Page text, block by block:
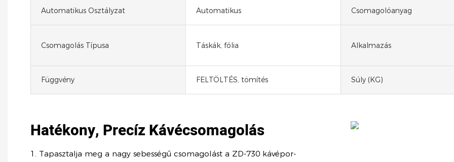
Automatikus Osztályzat Automatikus Csomagolóanyag
Csomagolás Típusa Táskák, fólia Alkalmazás
Függvény FELTÖLTÉS, tömítés Súly (KG)
Hatékony, Precíz Kávécsomagolás
1. Tapasztalja meg a nagy sebességű csomagolást a ZD-730 kávépor-